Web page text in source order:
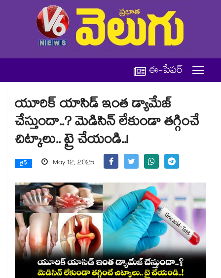
ఈ-పేపర్
యూరిక్ యాసిడ్ ఇంత డ్యామేజ్
చేస్తుందా..? మెడిసిన్ లేకుండా తగ్గించే
చిట్కాలు.. ట్రై చేయండి..!
లైఫ్ May 12, 2025